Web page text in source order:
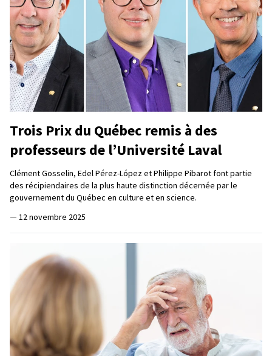
Trois Prix du Québec remis à des
professeurs de l’Université Laval
Clément Gosselin, Edel Pérez-López et Philippe Pibarot font partie
des récipiendaires de la plus haute distinction décernée par le
gouvernement du Québec en culture et en science.
— 12 novembre 2025